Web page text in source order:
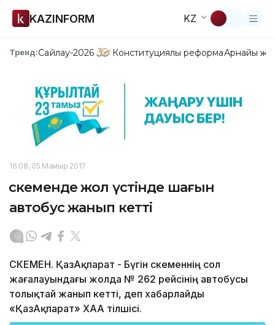
KAZINFORM KZ
Тренд:Сайлау-2026 Конституциялық реформаАрнайы
16:08, 05 Мамыр 2017
Өскеменде жол үстінде шағын
автобус жанып кетті
ӨСКЕМЕН. ҚазАқпарат - Бүгін Өскеменнің сол
жағалауындағы жолда № 262 рейсінің автобусы
толықтай жанып кетті, деп хабарлайды
«ҚазАқпарат» ХАА тілшісі.